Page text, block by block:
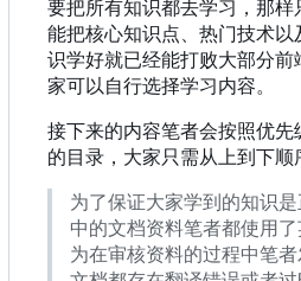
要把所有知识都去学习，那
能把核心知识点、热门技术
识学好就已经能打败大部分
家可以自行选择学习内容。
接下来的内容笔者会按照优
的目录，大家只需从上到下顺
为了保证大家学到的知识
中的文档资料笔者都使用
为在审核资料的过程中笔